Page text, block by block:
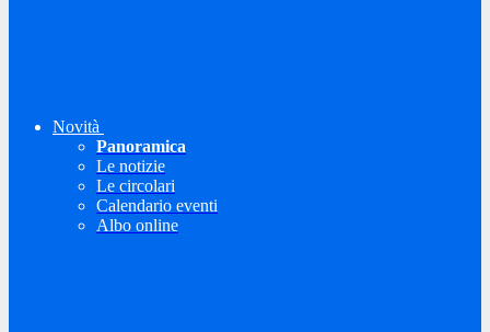
Novità
Panoramica
Le notizie
Le circolari
Calendario eventi
Albo online